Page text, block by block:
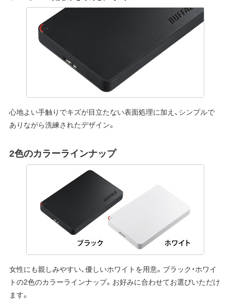
心地よい手触りでキズが目立たない表面処理に加え、シンプルで
ありながら洗練されたデザイン。
2色のカラーラインナップ
女性にも親しみやすい、優しいホワイトを用意。ブラック・ホワイ
トの2色のカラーラインナップ。お好みに合わせてお選びいただけ
ます。